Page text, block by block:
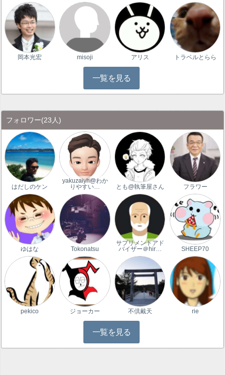
岡本光宏 misoji アリス トラベルとらら
一覧を見る
フォロワー(23人)
はだしのケン
yakuzaiyh@わか
りやすい…
とも@執筆屋さん フラワー
ゆはな Tokonatsu
サプリメントアド
バイザー＠hir…
SHEEP70
pekico ジョーカー 不倶戴天 rie
一覧を見る